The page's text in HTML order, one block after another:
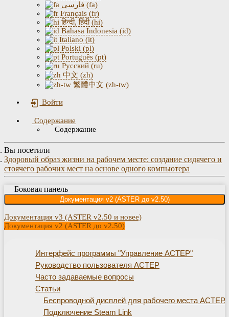
فارسی (fa)
Français (fr)
हिन्दी, हिंदी (hi)
Bahasa Indonesia (id)
Italiano (it)
Polski (pl)
Português (pt)
Русский (ru)
中文 (zh)
繁體中文 (zh-tw)
Войти
Содержание
Содержание
Вы посетили
Здоровый образ жизни на рабочем месте: создание сидячего и
стоячего рабочих мест на основе одного компьютера
Боковая панель
Документация v2 (ASTER до v2.50)
Документация v3 (ASTER v2.50 и новее)
Документация v2 (ASTER до v2.50)
Интерфейс программы "Управление АСТЕР"
Руководство пользователя АСТЕР
Часто задаваемые вопросы
Статьи
Беспроводной дисплей для рабочего места АСТЕР.
Подключение Steam Link